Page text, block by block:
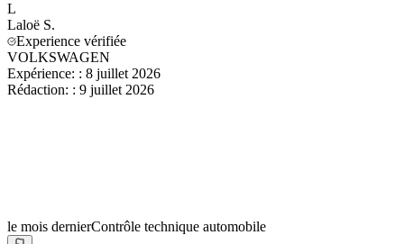
L
Laloë S.
Experience vérifiée
VOLKSWAGEN
Expérience: : 8 juillet 2026
Rédaction: : 9 juillet 2026
le mois dernierContrôle technique automobile